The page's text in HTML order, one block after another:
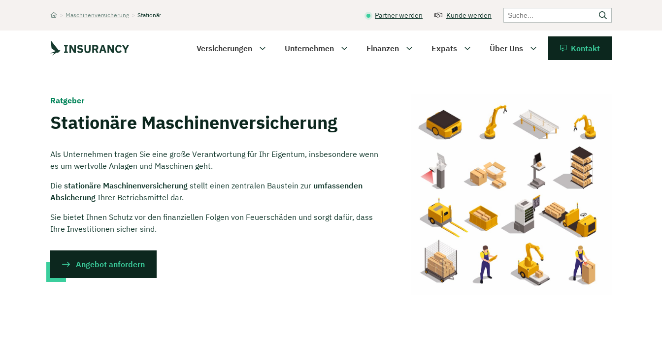
> Maschinenversicherung > Stationär Partner werden Kunde werden
Versicherungen Unternehmen Finanzen Expats Über Uns Kontakt
Ratgeber
Stationäre Maschinenversicherung
Als Unternehmen tragen Sie eine große Verantwortung für Ihr Eigentum, insbesondere wenn
es um wertvolle Anlagen und Maschinen geht.
Die stationäre Maschinenversicherung stellt einen zentralen Baustein zur umfassenden
Absicherung Ihrer Betriebsmittel dar.
Sie bietet Ihnen Schutz vor den finanziellen Folgen von Feuerschäden und sorgt dafür, dass
Ihre Investitionen sicher sind.
Angebot anfordern